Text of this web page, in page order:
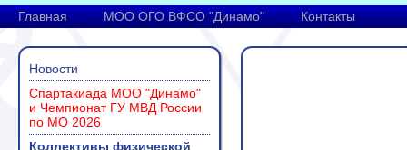
Главная МОО ОГО ВФСО "Динамо" Контакты
Новости
Спартакиада МОО "Динамо"
и Чемпионат ГУ МВД России
по МО 2026
Коллективы физической